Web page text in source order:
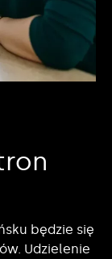
będzie się
Udzielenie